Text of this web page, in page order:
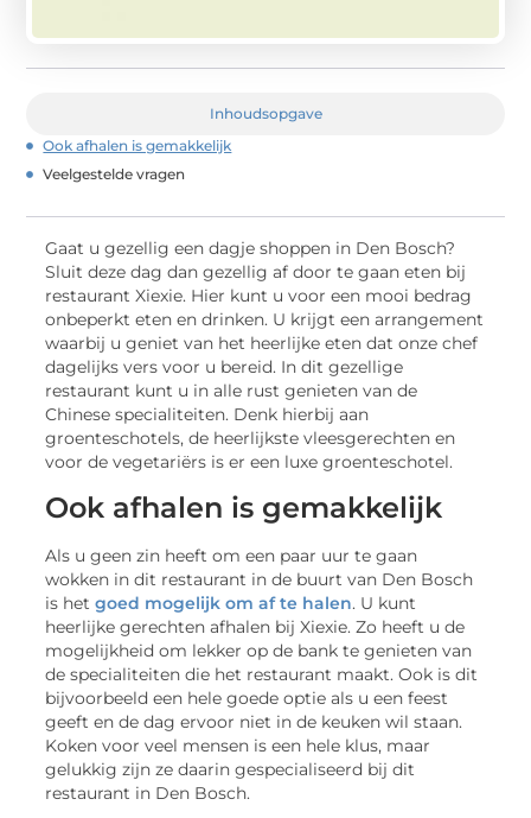
Inhoudsopgave
Ook afhalen is gemakkelijk
Veelgestelde vragen
Gaat u gezellig een dagje shoppen in Den Bosch?
Sluit deze dag dan gezellig af door te gaan eten bij
restaurant Xiexie. Hier kunt u voor een mooi bedrag
onbeperkt eten en drinken. U krijgt een arrangement
waarbij u geniet van het heerlijke eten dat onze chef
dagelijks vers voor u bereid. In dit gezellige
restaurant kunt u in alle rust genieten van de
Chinese specialiteiten. Denk hierbij aan
groenteschotels, de heerlijkste vleesgerechten en
voor de vegetariërs is er een luxe groenteschotel.
Ook afhalen is gemakkelijk
Als u geen zin heeft om een paar uur te gaan
wokken in dit restaurant in de buurt van Den Bosch
is hetgoed mogelijk om af te halen. U kunt
heerlijke gerechten afhalen bij Xiexie. Zo heeft u de
mogelijkheid om lekker op de bank te genieten van
de specialiteiten die het restaurant maakt. Ook is dit
bijvoorbeeld een hele goede optie als u een feest
geeft en de dag ervoor niet in de keuken wil staan.
Koken voor veel mensen is een hele klus, maar
gelukkig zijn ze daarin gespecialiseerd bij dit
restaurant in Den Bosch.